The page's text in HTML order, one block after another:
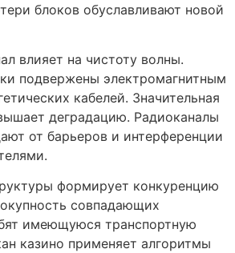
блоков обуславливают новой
влияет на чистоту волны.
подвержены электромагнитным
кабелей. Значительная
деградацию. Радиоканалы
от барьеров и интерференции
формирует конкуренцию
совпадающих
имеющуюся транспортную
казино применяет алгоритмы